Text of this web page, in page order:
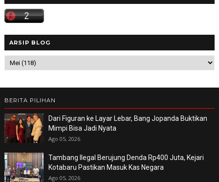
ARSIP BLOG
BERITA PILIHAN
Dari Figuran ke Layar Lebar, Bang Jopanda Buktikan
Mimpi Bisa Jadi Nyata
Ago 05, 2026
Tambang Ilegal Berujung Denda Rp400 Juta, Kejari
Kotabaru Pastikan Masuk Kas Negara
Ago 05, 2026